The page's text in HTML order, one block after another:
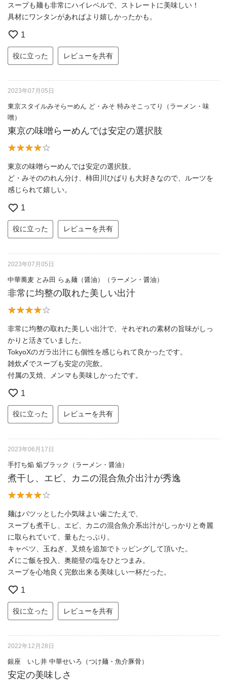
スープも麺も非常にハイレベルで、ストレートに美味しい！
具材にワンタンがあればより嬉しかったかも。
1
役に立った レビューを共有
2023年07月05日
東京スタイルみそらーめん ど・みそ 特みそこってり（ラーメン・味
噌）
東京の味噌らーめんでは安定の選択肢
東京の味噌らーめんでは安定の選択肢。
ど・みそののれん分け、柿田川ひばりも大好きなので、ルーツを
感じられて嬉しい。
1
役に立った レビューを共有
2023年07月05日
中華蕎麦 とみ田 らぁ麺（醤油）（ラーメン・醤油）
非常に均整の取れた美しい出汁
非常に均整の取れた美しい出汁で、それぞれの素材の旨味がしっ
かりと活きていました。
TokyoXのガラ出汁にも個性を感じられて良かったです。
雑炊〆でスープも安定の完飲。
付属の叉焼、メンマも美味しかったです。
1
役に立った レビューを共有
2023年06月17日
手打ち焔 焔ブラック（ラーメン・醤油）
煮干し、エビ、カニの混合魚介出汁が秀逸
麺はパツッとした小気味よい歯ごたえで、
スープも煮干し、エビ、カニの混合魚介系出汁がしっかりと奇麗
に取られていて、量もたっぷり。
キャベツ、玉ねぎ、叉焼を追加でトッピングして頂いた。
〆にご飯を投入、奥能登の塩をひとつまみ。
スープを心地良く完飲出来る美味しい一杯だった。
1
役に立った レビューを共有
2022年12月28日
銀座 いし井 中華せいろ（つけ麺・魚介豚骨）
安定の美味しさ